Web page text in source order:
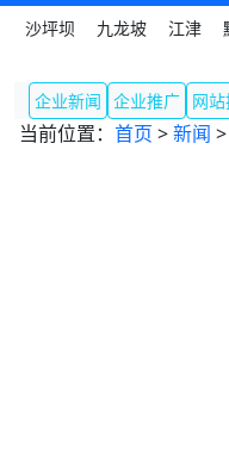
沙坪坝
九龙坡 江津
企业新闻 企业推广 网
当前位置： 首页 >新闻 >